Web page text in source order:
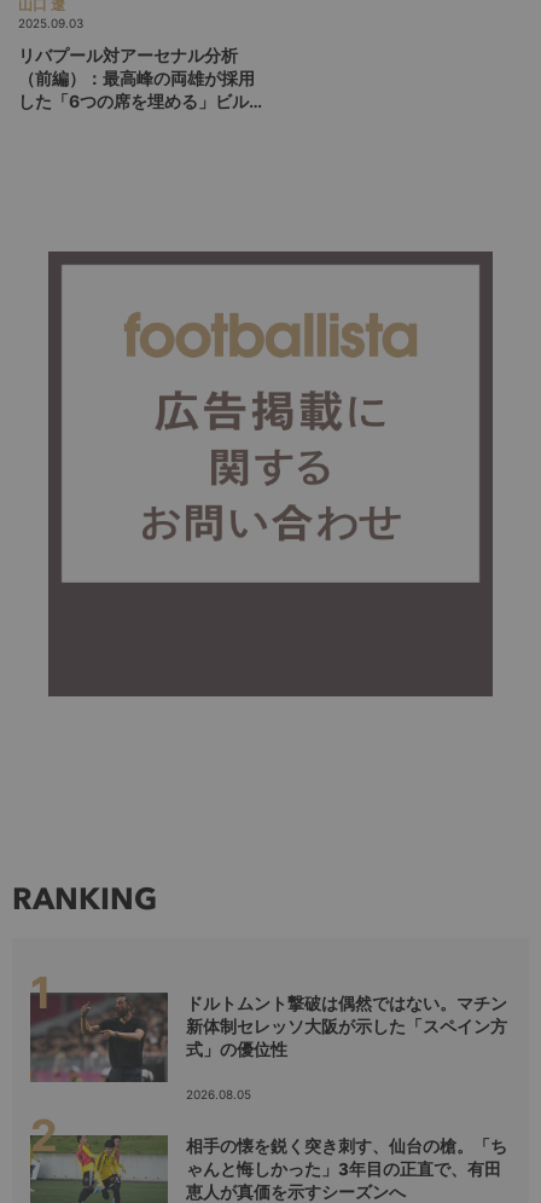
山口 遼
2025.09.03
リバプール対アーセナル分析
（前編）：最高峰の両雄が採用
した「6つの席を埋める」ビル
RANKING
ドルトムント撃破は偶然ではない。マチン
新体制セレッソ大阪が示した「スペイン方
式」の優位性
2026.08.05
相手の懐を鋭く突き刺す、仙台の槍。「ち
ゃんと悔しかった」3年目の正直で、有田
恵人が真価を示すシーズンへ